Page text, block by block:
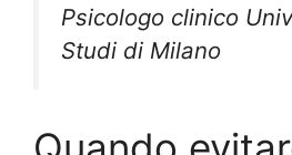
Psicologo clinico
Studi di Milano